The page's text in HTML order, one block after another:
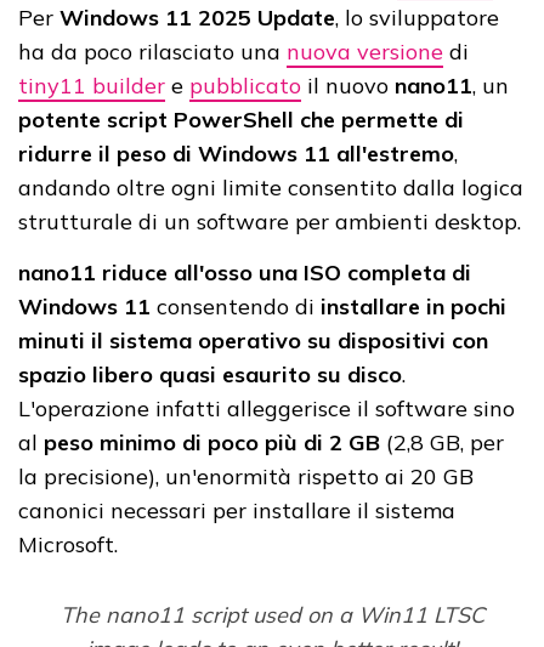
Per Windows 11 2025 Update, lo sviluppatore
ha da poco rilasciato una nuova versione di
tiny11 builder e pubblicato il nuovo nano11, un
potente script PowerShell che permette di
ridurre il peso di Windows 11 all'estremo,
andando oltre ogni limite consentito dalla logica
strutturale di un software per ambienti desktop.
nano11 riduce all'osso una ISO completa di
Windows 11 consentendo di installare in pochi
minuti il sistema operativo su dispositivi con
spazio libero quasi esaurito su disco.
L'operazione infatti alleggerisce il software sino
al peso minimo di poco più di 2 GB (2,8 GB, per
la precisione), un'enormità rispetto ai 20 GB
canonici necessari per installare il sistema
Microsoft.
The nano11 script used on a Win11 LTSC